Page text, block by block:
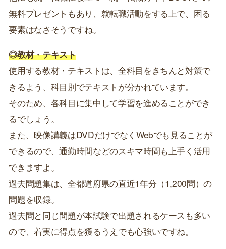
無料プレゼントもあり、就転職活動をする上で、困る
要素はなさそうですね。
◎教材・テキスト
使用する教材・テキストは、全科目をきちんと対策で
きるよう、科目別でテキストが分かれています。
そのため、各科目に集中して学習を進めることができ
るでしょう。
また、映像講義はDVDだけでなくWebでも見ることが
できるので、通勤時間などのスキマ時間も上手く活用
できますよ。
過去問題集は、全都道府県の直近1年分（1,200問）の
問題を収録。
過去問と同じ問題が本試験で出題されるケースも多い
ので、着実に得点を獲るうえでも心強いですね。